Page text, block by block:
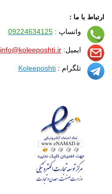
ارتباط با ما :
واتساپ : 09224634125
ایمیل: info@koleeposhti.ir
تلگرام : Koleeposhti